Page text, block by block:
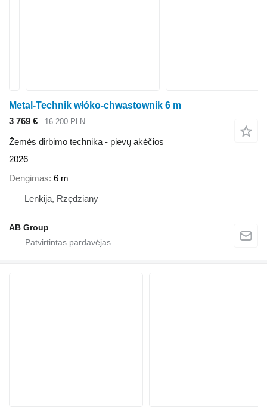
Metal-Technik włóko-chwastownik 6 m
3 769 €
16 200 PLN
Žemės dirbimo technika - pievų akėčios
2026
Dengimas 6 m
Lenkija, Rzędziany
AB Group